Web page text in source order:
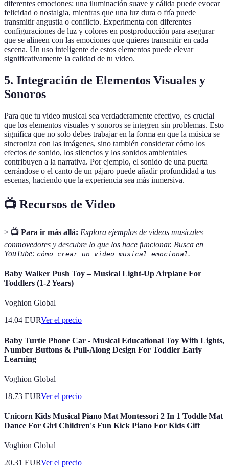
diferentes emociones: una iluminación suave y cálida puede evocar
felicidad o nostalgia, mientras que una luz dura o fría puede
transmitir angustia o conflicto. Experimenta con diferentes
configuraciones de luz y colores en postproducción para asegurar
que se alineen con las emociones que quieres transmitir en cada
escena. Un uso inteligente de estos elementos puede elevar
significativamente la calidad de tu video.
5. Integración de Elementos Visuales y
Sonoros
Para que tu video musical sea verdaderamente efectivo, es crucial
que los elementos visuales y sonoros se integren sin problemas. Esto
significa que no solo debes trabajar en la forma en que la música se
sincroniza con las imágenes, sino también considerar cómo los
efectos de sonido, los silencios y los sonidos ambientales
contribuyen a la narrativa. Por ejemplo, el sonido de una puerta
cerrándose o el canto de un pájaro puede añadir profundidad a tus
escenas, haciendo que la experiencia sea más inmersiva.
📺 Recursos de Video
> 📺 Para ir más allá: Explora ejemplos de videos musicales
conmovedores y descubre lo que los hace funcionar. Busca en
YouTube: cómo crear un video musical emocional.
Baby Walker Push Toy – Musical Light-Up Airplane For
Toddlers (1-2 Years)
Voghion Global
14.04 EURVer el precio
Baby Turtle Phone Car - Musical Educational Toy With Lights,
Number Buttons & Pull-Along Design For Toddler Early
Learning
Voghion Global
18.73 EURVer el precio
Unicorn Kids Musical Piano Mat Montessori 2 In 1 Toddle Mat
Dance For Girl Children's Fun Kick Piano For Kids Gift
Voghion Global
20.31 EURVer el precio